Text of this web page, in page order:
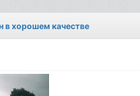
в хорошем качестве